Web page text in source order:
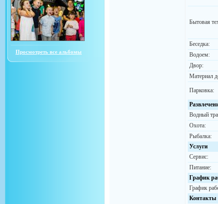
Просмотреть все альбомы
Бытовая
Беседка:
Водоем:
Двор:
Материал
Парковка:
Водный
Охота:
Рыбалка:
Услуги
Сервис:
Питание:
График
График
Контакты